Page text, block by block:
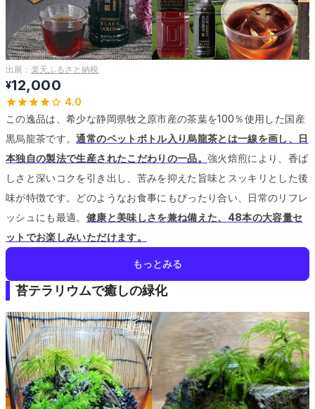
出展： 楽天ふるさと納税
¥12,000
4.0
この逸品は、希少な静岡県牧之原市産の茶葉を100％使用した国産
黒烏龍茶です。通常のペットボトル入り烏龍茶とは一線を画し、日
本独自の製法で生産されたこだわりの一品。 強火焙煎により、香ば
しさと深いコクを引き出し、苦みを抑えた旨味とスッキリとした後
味が特徴です。 どのようなお食事にもぴったり合い、日常のリフレ
ッシュにも最適。 健康と美味しさを兼ね備えた、48本の大容量セ
ットでお楽しみいただけます。
もっとみる
苔テラリウムで癒しの緑化